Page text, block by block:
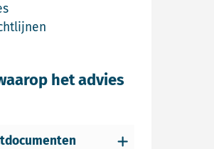
Toetsingsadvies
Advies voor richtlijnen
het advies